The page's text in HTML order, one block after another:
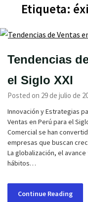
Etiqueta:
Tendencias
el Siglo XXI
Posted on 29 de julio de
Innovación y Estrategias
Ventas en Perú para el
Comercial se han
empresas que buscan
La globalización, el
hábitos…
Continue Reading